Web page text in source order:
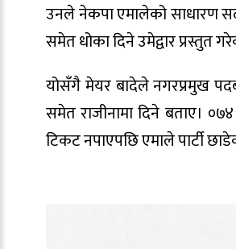
उनले नेकपा एमालेको साधारण
समेत धोका दिने उमेद्वार
योसँगै मेयर बादेले नगरप्रमुख
समेत राजीनामा दिने बताए।
टिकट नपाएपछि एमाले पार्टी